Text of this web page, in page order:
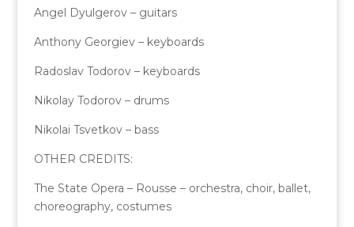
Angel Dyulgerov – guitars
Anthony Georgiev – keyboards
Radoslav Todorov – keyboards
Nikolay Todorov – drums
Nikolai Tsvetkov – bass
OTHER CREDITS:
The State Opera – Rousse – orchestra, choir, ballet,
choreography, costumes